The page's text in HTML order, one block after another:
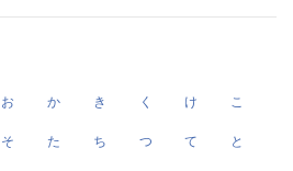
お か き く け こ
そ た ち つ て と